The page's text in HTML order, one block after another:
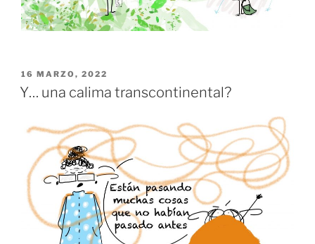
PUBLICADO
EL
16 MARZO, 2022
Y… una calima transcontinental?